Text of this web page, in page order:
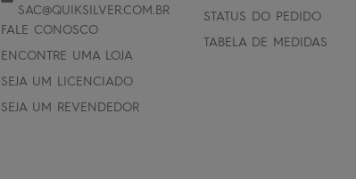
SAC@QUIKSILVER.COM.BR
FALE CONOSCO
ENCONTRE UMA LOJA
SEJA UM LICENCIADO
SEJA UM REVENDEDOR
STATUS DO PEDIDO
TABELA DE MEDIDAS